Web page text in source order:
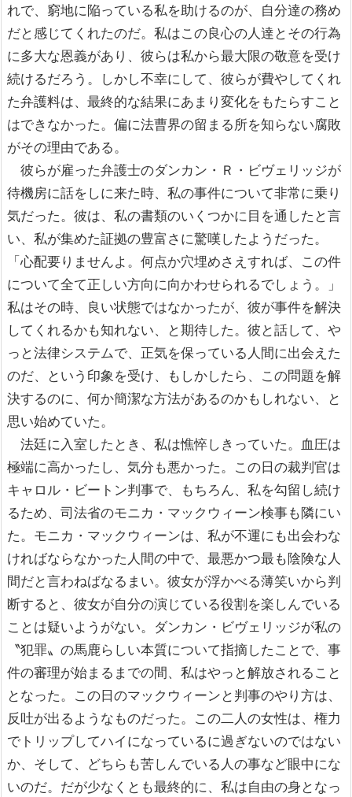
れで、窮地に陥っている私を助けるのが、自分達の務め
だと感じてくれたのだ。私はこの良心の人達とその行為
に多大な恩義があり、彼らは私から最大限の敬意を受け
続けるだろう。しかし不幸にして、彼らが費やしてくれ
た弁護料は、最終的な結果にあまり変化をもたらすこと
はできなかった。偏に法曹界の留まる所を知らない腐敗
がその理由である。
彼らが雇った弁護士のダンカン・Ｒ・ビヴェリッジが
待機房に話をしに来た時、私の事件について非常に乗り
気だった。彼は、私の書類のいくつかに目を通したと言
い、私が集めた証拠の豊富さに驚嘆したようだった。
「心配要りませんよ。何点か穴埋めさえすれば、この件
について全て正しい方向に向かわせられるでしょう。」
私はその時、良い状態ではなかったが、彼が事件を解決
してくれるかも知れない、と期待した。彼と話して、や
っと法律システムで、正気を保っている人間に出会えた
のだ、という印象を受け、もしかしたら、この問題を解
決するのに、何か簡潔な方法があるのかもしれない、と
思い始めていた。
法廷に入室したとき、私は憔悴しきっていた。血圧は
極端に高かったし、気分も悪かった。この日の裁判官は
キャロル・ビートン判事で、もちろん、私を勾留し続け
るため、司法省のモニカ・マックウィーン検事も隣にい
た。モニカ・マックウィーンは、私が不運にも出会わな
ければならなかった人間の中で、最悪かつ最も陰険な人
間だと言わねばなるまい。彼女が浮かべる薄笑いから判
断すると、彼女が自分の演じている役割を楽しんでいる
ことは疑いようがない。ダンカン・ビヴェリッジが私の
〝犯罪〟の馬鹿らしい本質について指摘したことで、事
件の審理が始まるまでの間、私はやっと解放されること
となった。この日のマックウィーンと判事のやり方は、
反吐が出るようなものだった。この二人の女性は、権力
でトリップしてハイになっているに過ぎないのではない
か、そして、どちらも苦しんでいる人の事など眼中にな
いのだ。だが少なくとも最終的に、私は自由の身となっ